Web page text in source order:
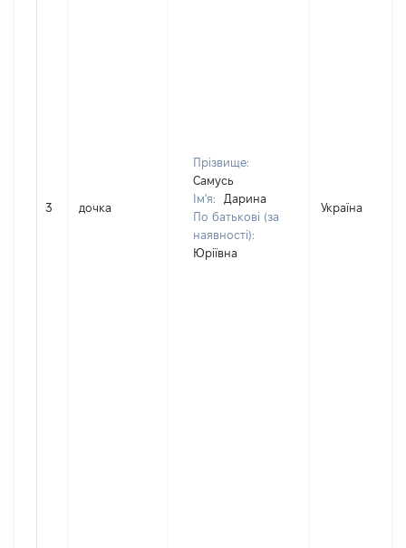
3 дочка
Прізвище:
Самусь
Ім'я:
Дарина
По батькові (за
наявності):
Юріївна
Україна